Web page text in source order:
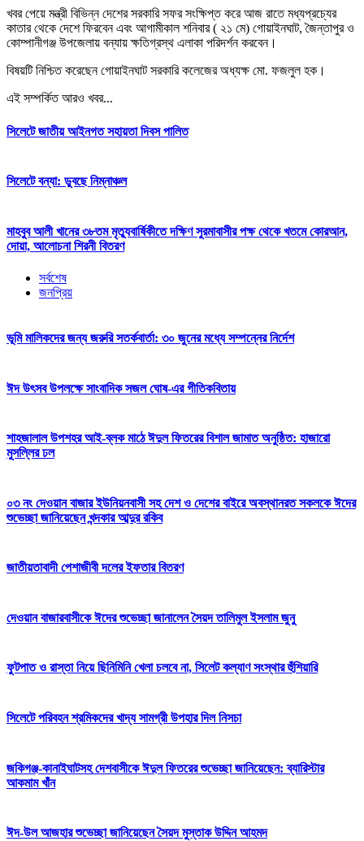
খবর পেয়ে মন্ত্রী বিভিন্ন দেশের সরকারি সফর সংক্ষিপ্ত করে আজ রাতে মধ্যপ্রচ্যের
কাতার থেকে দেশে ফিরবেন এবং আগামীকাল শনিবার ( ২১ মে) গোয়াইনঘাট, জৈন্তাপুর ও
কোম্পানীগঞ্জ উপজেলায় বন্যায় ক্ষতিগ্রস্থ এলাকা পরিদর্শন করবেন।
বিষয়টি নিশ্চিত করেছেন গোয়াইনঘাট সরকারি কলেজের অধ্যক্ষ মো. ফজলুল হক।
এই সম্পর্কিত আরও খবর...
সিলেটে জাতীয় আইনগত সহায়তা দিবস পালিত
সিলেটে বন্যা: ডুবছে নিম্নাঞ্চল
মাহবুব আলী খানের ৩৮তম মৃত্যুবার্ষিকীতে দক্ষিণ সুরমাবাসীর পক্ষ থেকে খতমে কোরআন,
দোয়া, আলোচনা শিরনী বিতরণ
সর্বশেষ
জনপ্রিয়
ভূমি মালিকদের জন্য জরুরি সতর্কবার্তা: ৩০ জুনের মধ্যে সম্পন্নের নির্দেশ
ঈদ উৎসব উপলক্ষে সাংবাদিক সজল ঘোষ-এর গীতিকবিতায়
শাহজালাল উপশহর আই-ব্লক মাঠে ঈদুল ফিতরের বিশাল জামাত অনুষ্ঠিত: হাজারো
মুসল্লির ঢল
০৩ নং দেওয়ান বাজার ইউনিয়নবাসী সহ দেশ ও দেশের বাইরে অবস্থানরত সকলকে ঈদের
শুভেচ্ছা জানিয়েছেন খন্দকার আব্দুর রকিব
জাতীয়তাবাদী পেশাজীবী দলের ইফতার বিতরণ
দেওয়ান বাজারবাসীকে ঈদের শুভেচ্ছা জানালেন সৈয়দ তালিমুল ইসলাম জুনু
ফুটপাত ও রাস্তা নিয়ে ছিনিমিনি খেলা চলবে না, সিলেট কল্যাণ সংস্থার হুঁশিয়ারি
সিলেটে পরিবহন শ্রমিকদের খাদ্য সামগ্রী উপহার দিল নিসচা
জকিগঞ্জ-কানাইঘাটসহ দেশবাসীকে ঈদুল ফিতরের শুভেচ্ছা জানিয়েছেন: ব্যারিস্টার
আকমাম খাঁন
ঈদ-উল আজহার শুভেচ্ছা জানিয়েছেন সৈয়দ মুস্তাক উদ্দিন আহমদ